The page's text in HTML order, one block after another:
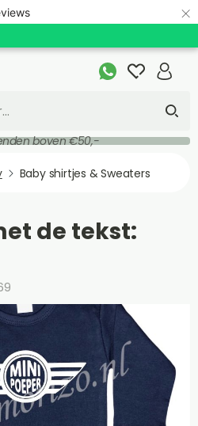
×
boven €50,-
Baby shirtjes & Sweaters
de tekst: